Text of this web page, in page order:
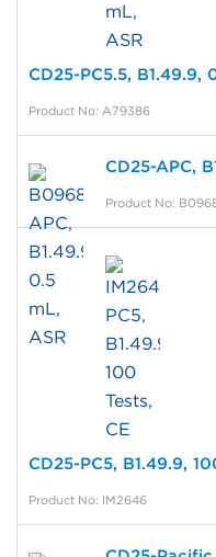
CD25-PC5.5, B1.49.9,
Product No: A79386
CD25-APC,
Product No:
CD25-PC5, B1.49.9,
Product No: IM2646